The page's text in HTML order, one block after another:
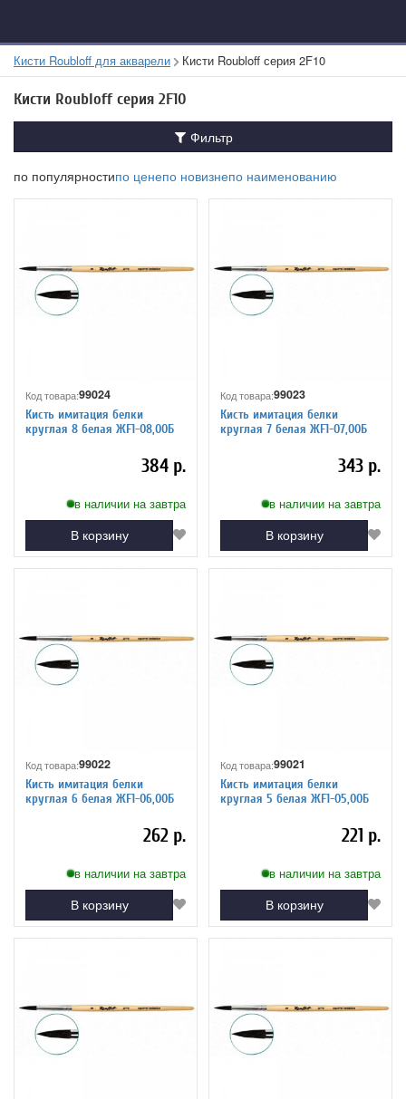
Кисти Roubloff для акварели Кисти Roubloff серия 2F10
Кисти Roubloff серия 2F10
Фильтр
по популярностипо ценепо новизнепо наименованию
Код товара:99024
Кисть имитация белки
круглая 8 белая ЖF1-08,00Б
384 р.
в наличии на завтра
В корзину
Код товара:99023
Кисть имитация белки
круглая 7 белая ЖF1-07,00Б
343 р.
в наличии на завтра
В корзину
Код товара:99022
Кисть имитация белки
круглая 6 белая ЖF1-06,00Б
262 р.
в наличии на завтра
В корзину
Код товара:99021
Кисть имитация белки
круглая 5 белая ЖF1-05,00Б
221 р.
в наличии на завтра
В корзину